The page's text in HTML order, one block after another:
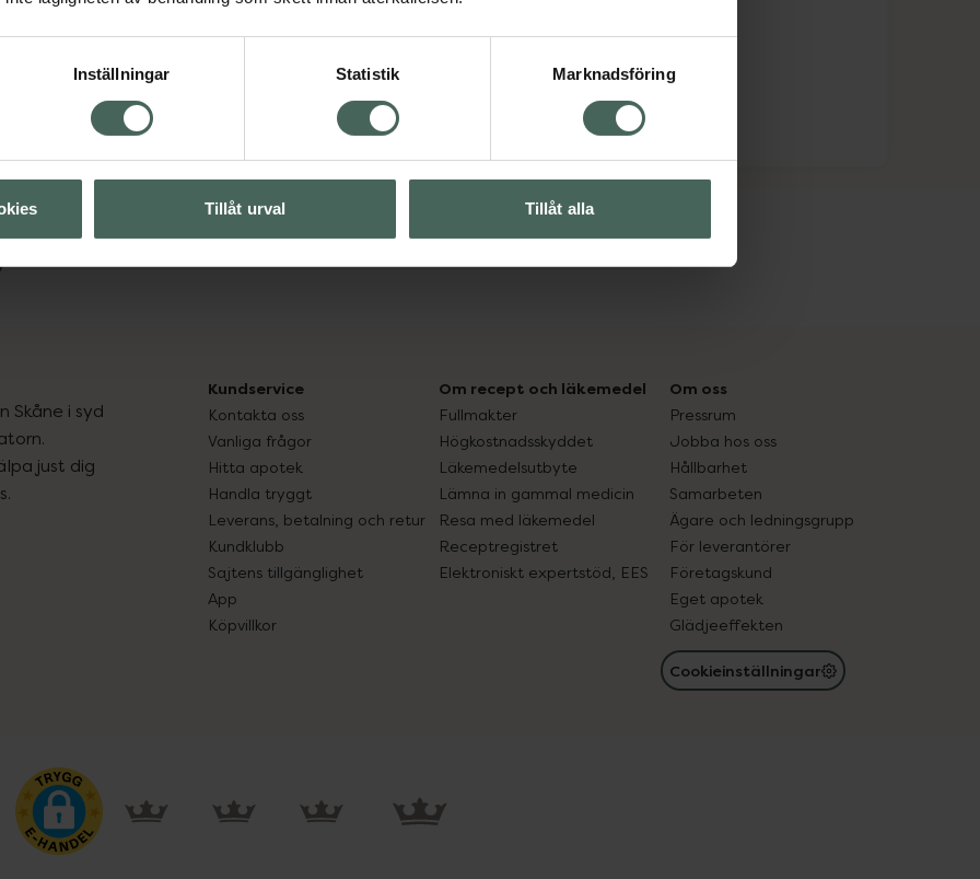
Inställningar Statistik Marknadsföring
Tillåt urval Tillåt alla
Visa
Skåne i syd
just dig
Kundservice
Kontakta oss
Vanliga frågor
Hitta apotek
Handla tryggt
Leverans, betalning och retur
Kundklubb
Sajtens tillgänglighet
App
Köpvillkor
Om recept och läkemedel
Fullmakter
Högkostnadsskyddet
Läkemedelsutbyte
Lämna in gammal medicin
Resa med läkemedel
Receptregistret
Elektroniskt expertstöd, EES
Om oss
Pressrum
Jobba hos oss
Hållbarhet
Samarbeten
Ägare och ledningsgrupp
För leverantörer
Företagskund
Eget apotek
Glädjeeffekten
Cookieinställningar